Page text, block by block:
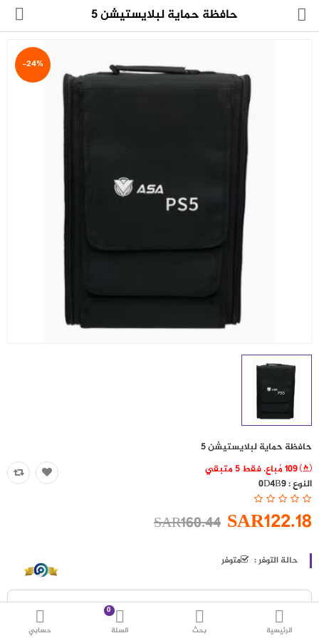
الكترونيات
العناية الشخصية
اكسسوارات
العروض
منوع
شرائح بيانات ومكالمات
مقارنة
اللغات
الرئيسية بحث
0
السلة
حسابي
حافظة حماية لبلايستيشن 5
-24%
حافظة حماية لبلايستيشن 5
النوع :0D4B9
SAR122.18
SAR160.44
حالة التوفر : متوفر